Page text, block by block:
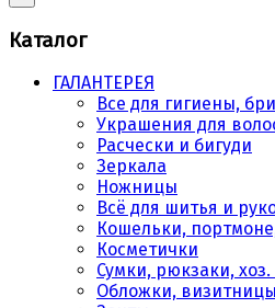
Каталог
ГАЛАНТЕРЕЯ
Все для гигиены,
Украшения для
Расчески и бигуди
Зеркала
Ножницы
Всё для шитья и
Кошельки,
Косметички
Сумки, рюкзаки, хоз.
Обложки,